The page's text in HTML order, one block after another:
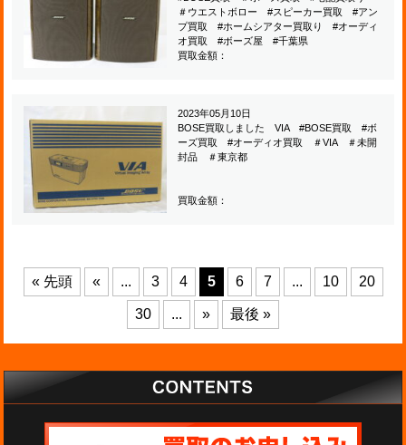
＃ウエストボロー #スピーカー買取 #アン
プ買取 #ホームシアター買取り #オーディ
オ買取 #ボーズ屋 #千葉県
買取金額：
2023年05月10日
BOSE買取しました VIA #BOSE買取 #ボ
ーズ買取 #オーディオ買取 ＃VIA ＃未開
封品 ＃東京都
買取金額：
« 先頭 « ... 3 4 5 6 7 ... 10 20
30 ... » 最後 »